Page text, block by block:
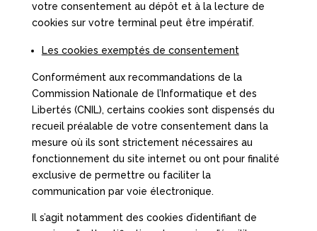
votre consentement au dépôt et à la lecture de
cookies sur votre terminal peut être impératif.
Les cookies exemptés de consentement
Conformément aux recommandations de la
Commission Nationale de l’Informatique et des
Libertés (CNIL), certains cookies sont dispensés du
recueil préalable de votre consentement dans la
mesure où ils sont strictement nécessaires au
fonctionnement du site internet ou ont pour finalité
exclusive de permettre ou faciliter la
communication par voie électronique.
Il s’agit notamment des cookies d’identifiant de